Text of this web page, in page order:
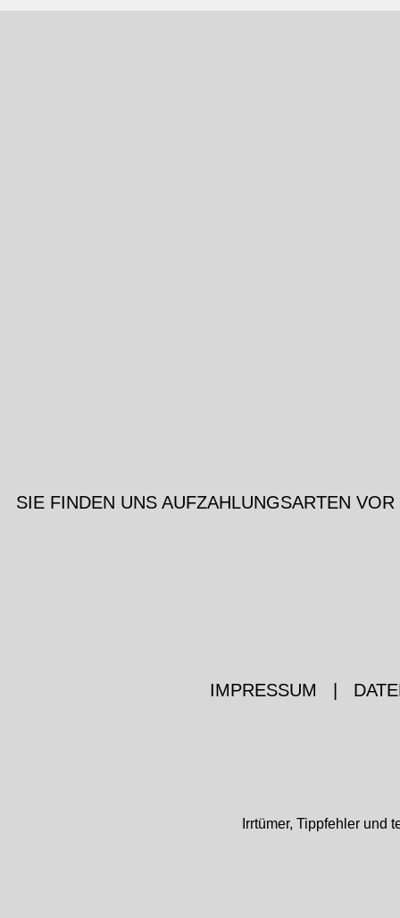
SIE FINDEN UNS AUFZAHLUNGSARTEN VOR
IMPRESSUM
Irrtümer, Tippfehler und